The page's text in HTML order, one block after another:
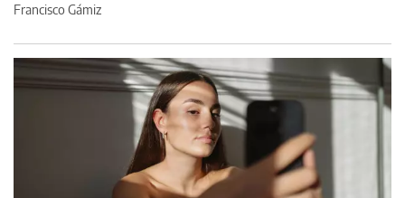
Francisco Gámiz